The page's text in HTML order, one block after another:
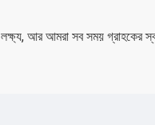
আর আমরা সব সময় গ্রাহকের